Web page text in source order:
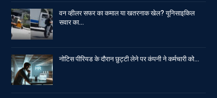
वन व्हीलर सफर का कमाल या खतरनाक खेल? यूनिसाइकिल
सवार का…
नोटिस पीरियड के दौरान छुट्टी लेने पर कंपनी ने कर्मचारी को…